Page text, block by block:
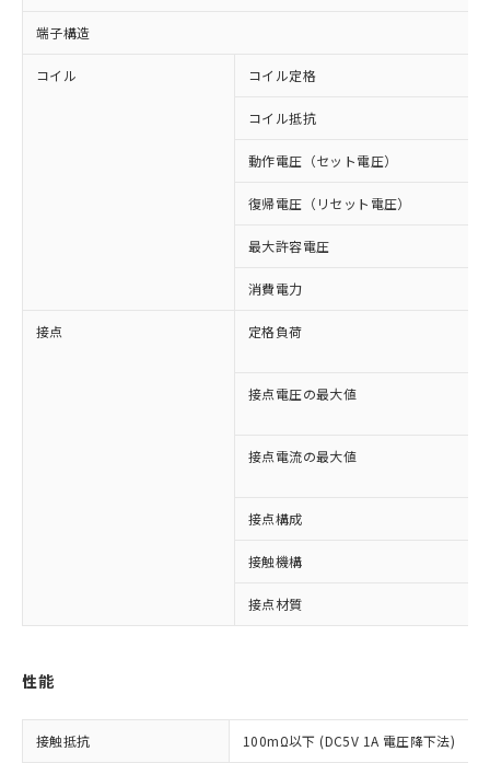
端子構造
コイル コイル定格
コイル抵抗
動作電圧（セット電圧）
復帰電圧（リセット電圧）
最大許容電圧
消費電力
接点 定格負荷
接点電圧の最大値
接点電流の最大値
接点構成
接触機構
接点材質
性能
接触抵抗 100mΩ以下 (DC5V 1A 電圧降下法)
ご利用条件
対応予定：EU RoHS指令（10物質）の非含
有に対応した製品に切り替える予定のある